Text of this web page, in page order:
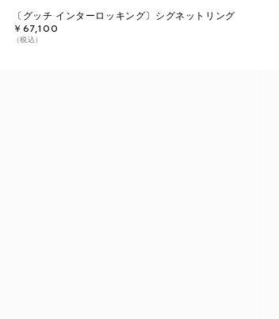
〔グッチ インターロッキング〕シグネットリング
￥67,100
（税込）